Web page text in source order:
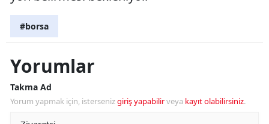
#borsa
Yorumlar
Takma Ad
Yorum yapmak için, istersenizgiriş yapabilirveya kayıt olabilirsiniz.